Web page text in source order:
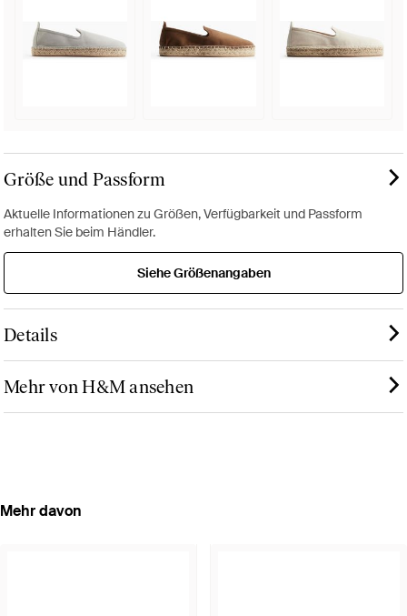
Größe und Passform
Aktuelle Informationen zu Größen, Verfügbarkeit und Passform
erhalten Sie beim Händler.
Siehe Größenangaben
Details
Mehr von H&M ansehen
Mehr davon